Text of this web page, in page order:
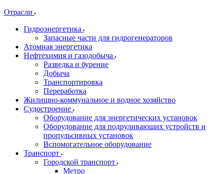
Отрасли
Гидроэнергетика
Запасные части для гидрогенераторов
Атомная энергетика
Нефтехимия и газодобыча
Разведка и бурение
Добыча
Транспортировка
Переработка
Жилищно-коммунальное и водное хозяйство
Судостроение
Оборудование для энергетических установок
Оборудование для подруливающих устройств и
пропульсивных установок
Вспомогательное оборудование
Транспорт
Городской транспорт
Метро